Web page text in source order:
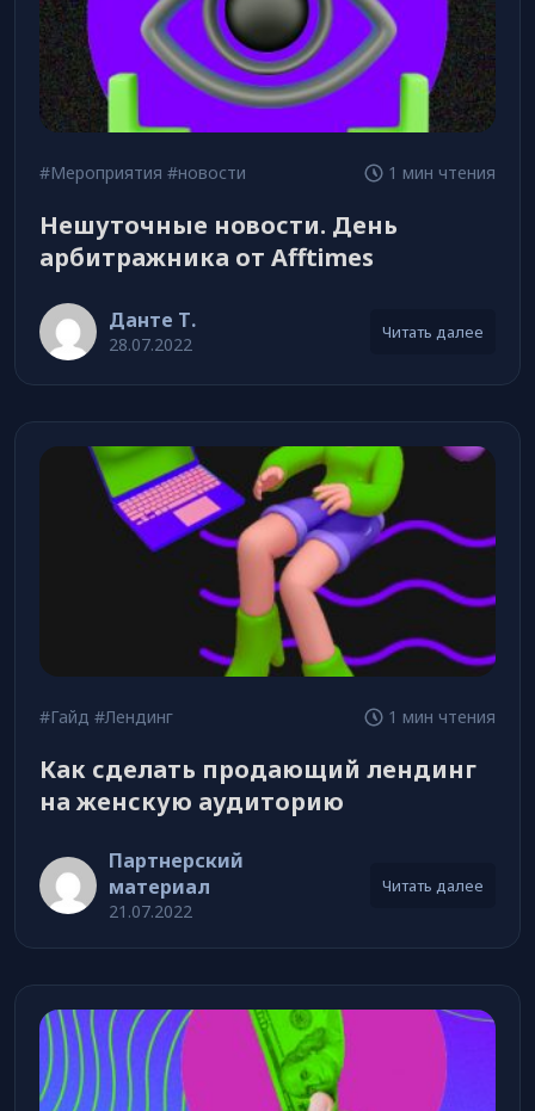
#Мероприятия #новости 1 мин чтения
Нешуточные новости. День
арбитражника от Afftimes
Данте Т.
28.07.2022
Читать далее
#Гайд #Лендинг 1 мин чтения
Как сделать продающий лендинг
на женскую аудиторию
Партнерский
материал
21.07.2022
Читать далее